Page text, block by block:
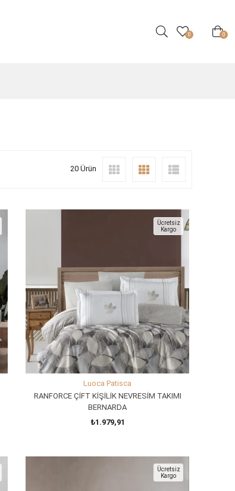
0 0
20 Ürün
Ücretsiz
Kargo
Luoca Patisca
RANFORCE ÇİFT KİŞİLİK NEVRESİM TAKIMI
BERNARDA
₺1.979,91
Ücretsiz
Kargo